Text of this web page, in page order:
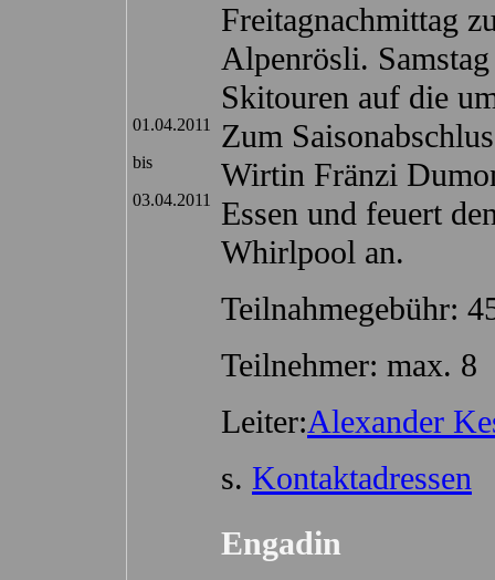
01.04.2011
bis
03.04.2011
Freitagnachmittag
Alpenrösli.
Skitouren auf die
Zum
Wirtin Fränzi
Essen und feuert
Whirlpool an.
Teilnahmegebühr:
Teilnehmer: max. 8
Leiter:Alexander
s. Kontaktadressen
Engadin